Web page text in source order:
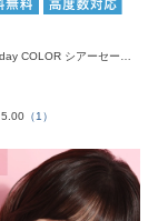
ReVIA TORIC 1day COLOR シアーセーブル 乱視用 10枚入り レヴィア カラコン
5.00 （1）